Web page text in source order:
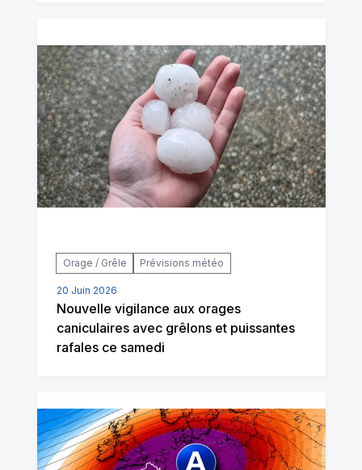
Orage / Grêle Prévisions météo
20 Juin 2026
Nouvelle vigilance aux orages
caniculaires avec grêlons et puissantes
rafales ce samedi